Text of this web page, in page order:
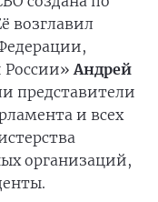
возглавил
России»Андрей
представители
и всех
организаций,